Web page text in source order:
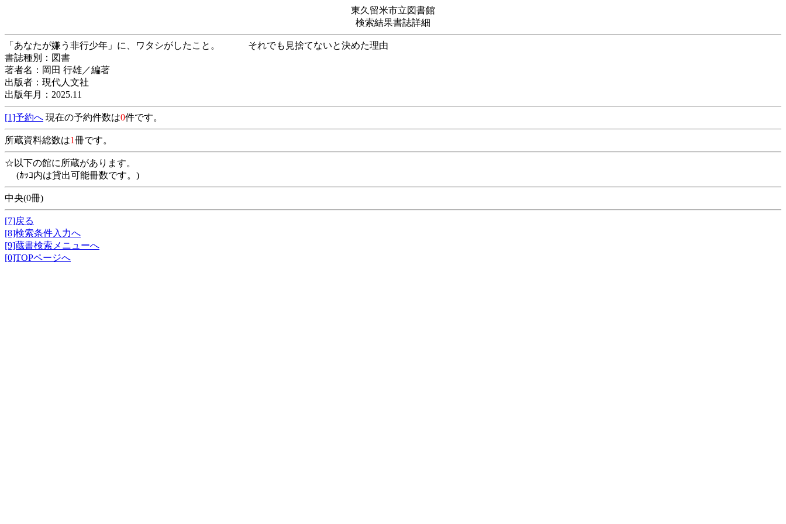
東久留米市立図書館
検索結果書誌詳細
「あなたが嫌う非行少年」に、ワタシがしたこと。 それでも見捨てないと決めた理由
書誌種別：図書
著者名：岡田 行雄／編著
出版者：現代人文社
出版年月：2025.11
[1]予約へ 現在の予約件数は0件です。
所蔵資料総数は1冊です。
☆以下の館に所蔵があります。
(ｶｯｺ内は貸出可能冊数です。)
中央(0冊)
[7]戻る
[8]検索条件入力へ
[9]蔵書検索メニューへ
[0]TOPページへ